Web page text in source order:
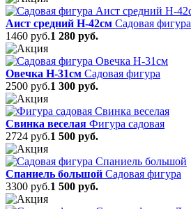
Аист средний Н-42см Садовая фигура
1460 руб.1 280 руб.
Овечка Н-31см Садовая фигура
2500 руб.1 300 руб.
Свинка веселая Фигура садовая
2724 руб.1 500 руб.
Спаниель большой Садовая фигура
3300 руб.1 500 руб.